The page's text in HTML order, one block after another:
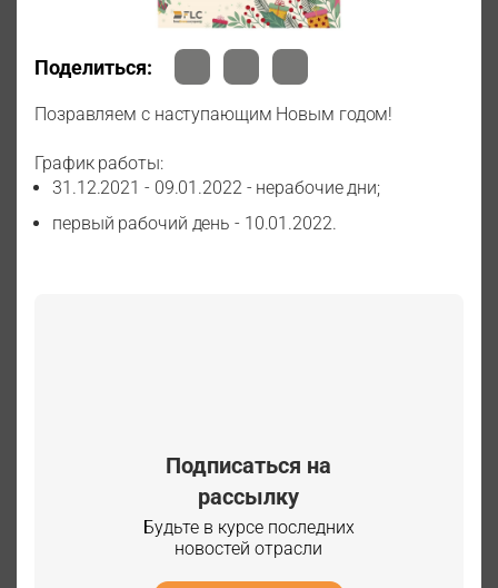
Поделиться:
Позравляем с наступающим Новым годом!
График работы:
31.12.2021 - 09.01.2022 - нерабочие дни;
первый рабочий день - 10.01.2022.
Подписаться на
рассылку
Будьте в курсе последних
новостей отрасли